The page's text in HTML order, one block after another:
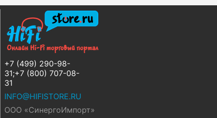
+7 (499) 290-98-
31;+7 (800) 707-08-
31
INFO@HIFISTORE.RU
ООО «СинергоИмпорт»